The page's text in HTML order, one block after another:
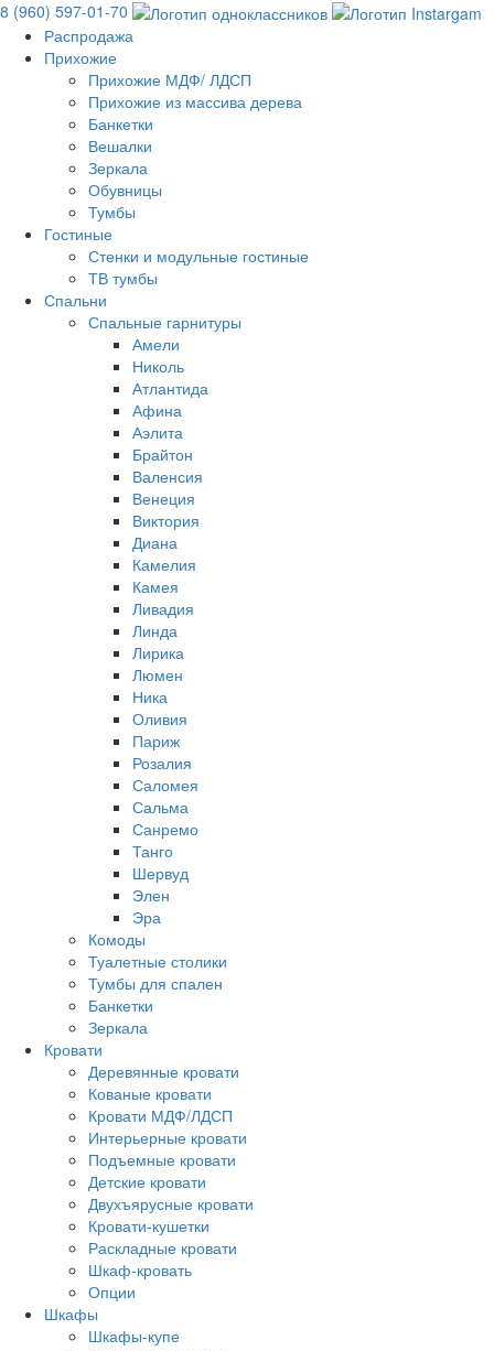
8 (960) 597-01-70
Распродажа
Прихожие
Прихожие МДФ/ ЛДСП
Прихожие из массива дерева
Банкетки
Вешалки
Зеркала
Обувницы
Тумбы
Гостиные
Стенки и модульные гостиные
ТВ тумбы
Спальни
Спальные гарнитуры
Амели
Николь
Атлантида
Афина
Аэлита
Брайтон
Валенсия
Венеция
Виктория
Диана
Камелия
Камея
Ливадия
Линда
Лирика
Люмен
Ника
Оливия
Париж
Розалия
Саломея
Сальма
Санремо
Танго
Шервуд
Элен
Эра
Комоды
Туалетные столики
Тумбы для спален
Банкетки
Зеркала
Кровати
Деревянные кровати
Кованые кровати
Кровати МДФ/ЛДСП
Интерьерные кровати
Подъемные кровати
Детские кровати
Двухъярусные кровати
Кровати-кушетки
Раскладные кровати
Шкаф-кровать
Опции
Шкафы
Шкафы-купе